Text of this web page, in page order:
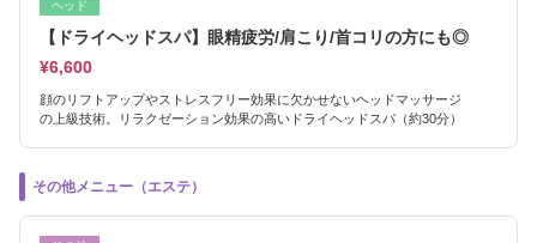
ヘッド
【ドライヘッドスパ】眼精疲労/肩こり/首コリの方にも◎
¥6,600
顔のリフトアップやストレスフリー効果に欠かせないヘッドマッサージ
の上級技術。リラクゼーション効果の高いドライヘッドスパ（約30分）
その他メニュー（エステ）